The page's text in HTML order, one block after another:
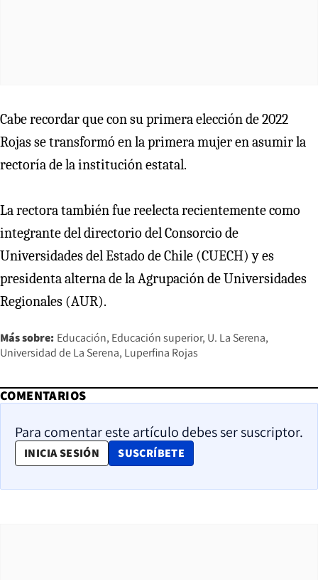
Cabe recordar que con su primera elección de 2022
Rojas se transformó en la primera mujer en asumir la
rectoría de la institución estatal.
La rectora también fue reelecta recientemente como
integrante del directorio del Consorcio de
Universidades del Estado de Chile (CUECH) y es
presidenta alterna de la Agrupación de Universidades
Regionales (AUR).
Más sobre: Educación Educación superior U. La Serena
Universidad de La Serena Luperfina Rojas
COMENTARIOS
Para comentar este artículo debes ser suscriptor.
INICIA SESIÓN SUSCRÍBETE
OPENS IN NEW WINDOW